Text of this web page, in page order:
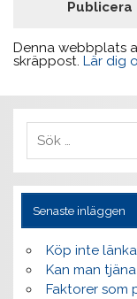
Denna webbplats
skräppost. Lär dig
Senaste inläggen
Köp inte
Kan man
Faktorer som